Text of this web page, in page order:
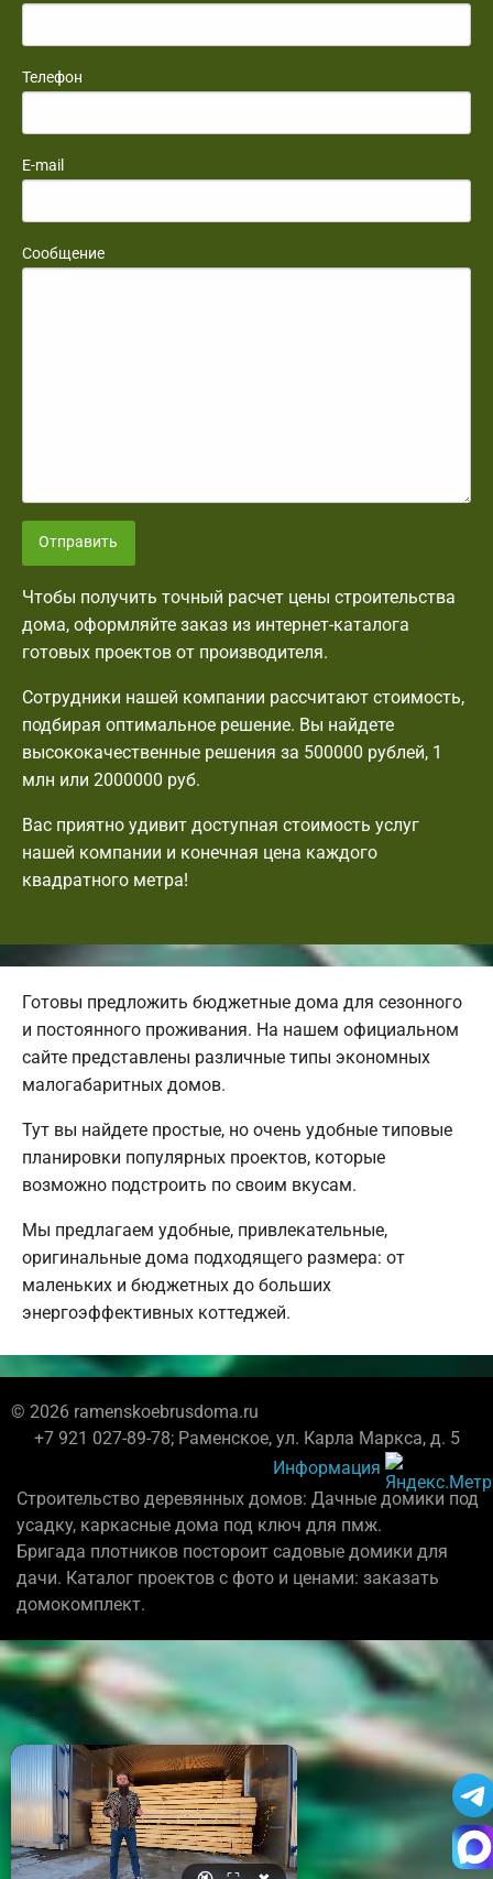
Телефон
E-mail
Сообщение
Отправить
Чтобы получить точный расчет цены строительства
дома, оформляйте заказ из интернет-каталога
готовых проектов от производителя.
Сотрудники нашей компании рассчитают стоимость,
подбирая оптимальное решение. Вы найдете
высококачественные решения за 500000 рублей, 1
млн или 2000000 руб.
Вас приятно удивит доступная стоимость услуг
нашей компании и конечная цена каждого
квадратного метра!
Готовы предложить бюджетные дома для сезонного
и постоянного проживания. На нашем официальном
сайте представлены различные типы экономных
малогабаритных домов.
Тут вы найдете простые, но очень удобные типовые
планировки популярных проектов, которые
возможно подстроить по своим вкусам.
Мы предлагаем удобные, привлекательные,
оригинальные дома подходящего размера: от
маленьких и бюджетных до больших
энергоэффективных коттеджей.
© 2026 ramenskoebrusdoma.ru
+7 921 027-89-78; Раменское, ул. Карла Маркса, д. 5
Информация
Строительство деревянных домов: Дачные домики под
усадку, каркасные дома под ключ для пмж.
Бригада плотников постороит садовые домики для
дачи. Каталог проектов с фото и ценами: заказать
домокомплект.